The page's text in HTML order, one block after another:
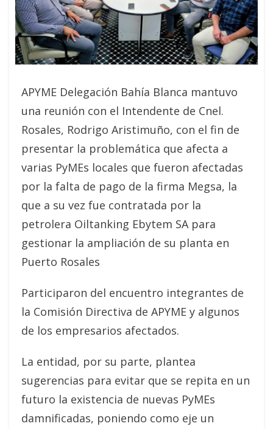
APYME Delegación Bahía Blanca mantuvo
una reunión con el Intendente de Cnel.
Rosales, Rodrigo Aristimuño, con el fin de
presentar la problemática que afecta a
varias PyMEs locales que fueron afectadas
por la falta de pago de la firma Megsa, la
que a su vez fue contratada por la
petrolera Oiltanking Ebytem SA para
gestionar la ampliación de su planta en
Puerto Rosales
Participaron del encuentro integrantes de
la Comisión Directiva de APYME y algunos
de los empresarios afectados.
La entidad, por su parte, plantea
sugerencias para evitar que se repita en un
futuro la existencia de nuevas PyMEs
damnificadas, poniendo como eje un